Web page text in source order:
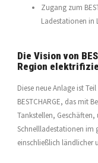
Zugang zum
Ladestationen in
Die Vision von
Region
Diese neue Anlage ist
BESTCHARGE, das mit
Tankstellen,
Schnellladestationen im
einschließlich ländlicher